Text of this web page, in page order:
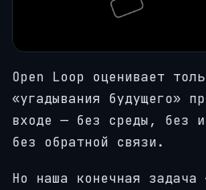
Open Loop оценивает
«угадывания будущего»
входе — без среды, без
без обратной связи.
Но наша конечная задача